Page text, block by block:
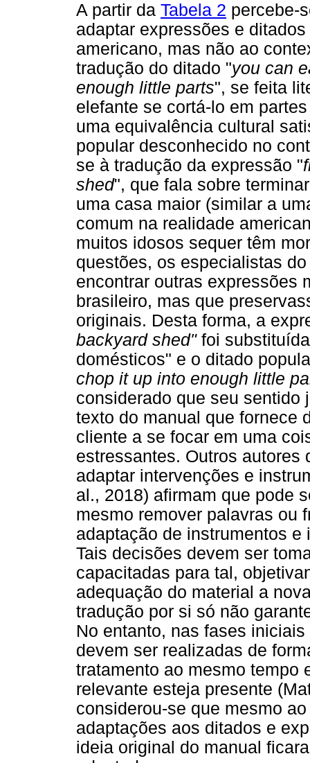
A partir da Tabela 2 percebe-
adaptar expressões e
americano, mas não ao
tradução do ditado "you can
enough little parts", se feita
elefante se cortá-lo em
uma equivalência cultural
popular desconhecido no
se à tradução da expressão "
shed", que fala sobre
uma casa maior (similar a
comum na realidade
muitos idosos sequer têm
questões, os especialistas
encontrar outras expressões
brasileiro, mas que
originais. Desta forma, a
backyard shed"foi
domésticos" e o ditado
chop it up into enough little
considerado que seu sentido
texto do manual que fornece
cliente a se focar em uma
estressantes. Outros autores
adaptar intervenções e
al., 2018) afirmam que pode
mesmo remover palavras ou
adaptação de instrumentos
Tais decisões devem ser
capacitadas para tal,
adequação do material a
tradução por si só não
No entanto, nas fases
devem ser realizadas de
tratamento ao mesmo tempo
relevante esteja presente
considerou-se que mesmo
adaptações aos ditados e
ideia original do manual